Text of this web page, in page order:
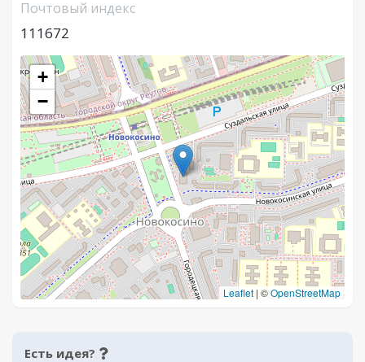
Почтовый индекс
111672
+
−
Leaflet | ©OpenStreetMap
Есть идея?